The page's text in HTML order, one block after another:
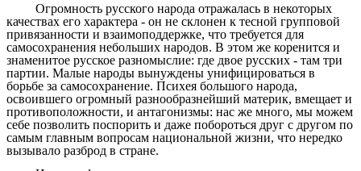
Огромность русского народа отражалась в некоторых
качествах его характера - он не склонен к тесной групповой
привязанности и взаимоподдержке, что требуется для
самосохранения небольших народов. В этом же коренится и
знаменитое русское разномыслие: где двое русских - там три
партии. Малые народы вынуждены унифицироваться в
борьбе за самосохранение. Психея большого народа,
освоившего огромный разнообразнейший материк, вмещает и
противоположности, и антагонизмы: нас же много, мы можем
себе позволить поспорить и даже побороться друг с другом по
самым главным вопросам национальной жизни, что нередко
вызывало разброд в стране.